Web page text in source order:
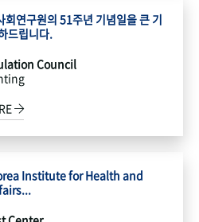
회연구원의 51주년 기념일을 큰 기
드립니다.
Council
Institute for Health and